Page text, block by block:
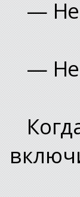
— Не
— Не